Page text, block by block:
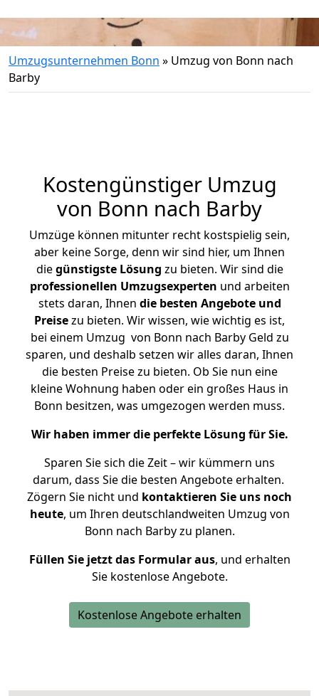
Umzugsunternehmen Bonn » Umzug von Bonn nach
Barby
Kostengünstiger Umzug
von Bonn nach Barby
Umzüge können mitunter recht kostspielig sein,
aber keine Sorge, denn wir sind hier, um Ihnen
diegünstigste Lösung zu bieten. Wir sind die
professionellen Umzugsexperten und arbeiten
stets daran, Ihnen die besten Angebote und
Preisezu bieten. Wir wissen, wie wichtig es ist,
bei einem Umzug von Bonn nach Barby Geld zu
sparen, und deshalb setzen wir alles daran, Ihnen
die besten Preise zu bieten. Ob Sie nun eine
kleine Wohnung haben oder ein großes Haus in
Bonn besitzen, was umgezogen werden muss.
Wir haben immer die perfekte Lösung für Sie.
Sparen Sie sich die Zeit – wir kümmern uns
darum, dass Sie die besten Angebote erhalten.
Zögern Sie nicht und kontaktieren Sie uns noch
heute, um Ihren deutschlandweiten Umzug von
Bonn nach Barby zu planen.
Füllen Sie jetzt das Formular aus, und erhalten
Sie kostenlose Angebote.
Kostenlose Angebote erhalten